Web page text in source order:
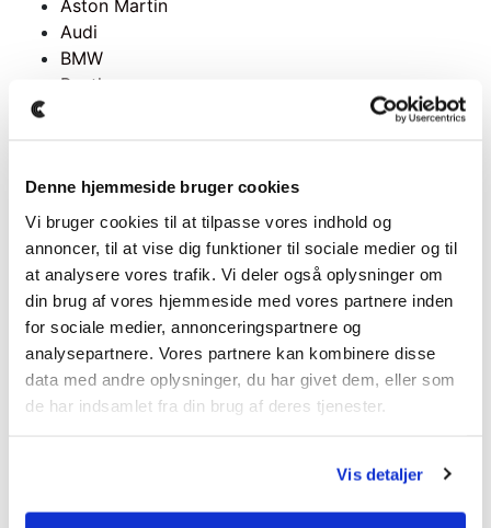
Denne hjemmeside bruger cookies
Vi bruger cookies til at tilpasse vores indhold og
annoncer, til at vise dig funktioner til sociale medier og til
at analysere vores trafik. Vi deler også oplysninger om
din brug af vores hjemmeside med vores partnere inden
for sociale medier, annonceringspartnere og
analysepartnere. Vores partnere kan kombinere disse
data med andre oplysninger, du har givet dem, eller som
de har indsamlet fra din brug af deres tjenester.
Vis detaljer
Aston Martin
Audi
BMW
Bentley
Lamborghini
Land Rover
Maserati
McLaren
Mercedes
Mini
Nissan
Porsche
Rolls Royce